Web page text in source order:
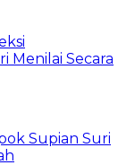
Menilai Secara
Supian Suri